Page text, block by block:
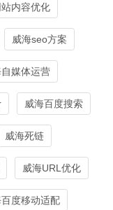
站内容优化
威海seo方案
自媒体运营
威海百度搜索
威海死链
威海URL优化
百度移动适配